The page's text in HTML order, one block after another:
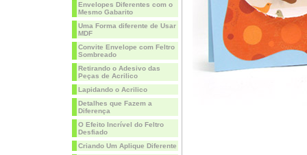
Envelopes Diferentes com o
Mesmo Gabarito
Uma Forma diferente de Usar
MDF
Convite Envelope com Feltro
Sombreado
Retirando o Adesivo das
Peças de Acrilico
Lapidando o Acrilico
Detalhes que Fazem a
Diferença
O Efeito Incrível do Feltro
Desfiado
Criando Um Aplique Diferente